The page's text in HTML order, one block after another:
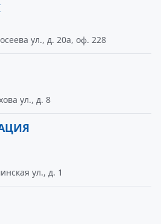
ул., д. 20а, оф. 228
ул., д. 8
ул., д. 1